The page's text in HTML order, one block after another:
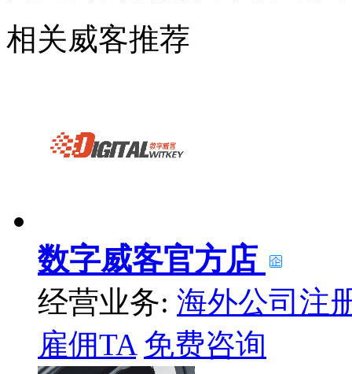
相关威客推荐
数字威客官方店
经营业务: 海外公司注
雇佣TA 免费咨询